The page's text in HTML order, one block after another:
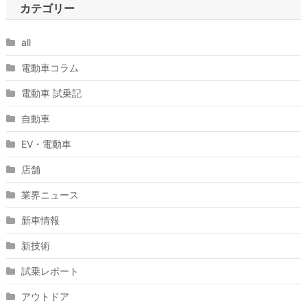
カテゴリー
all
電動車コラム
電動車 試乗記
自動車
EV・電動車
店舗
業界ニュース
新車情報
新技術
試乗レポート
アウトドア